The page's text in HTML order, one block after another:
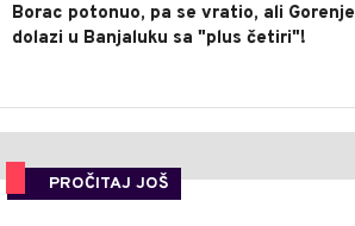
Borac potonuo, pa se vratio, ali Gorenje
dolazi u Banjaluku sa "plus četiri"!
PROČITAJ JOŠ